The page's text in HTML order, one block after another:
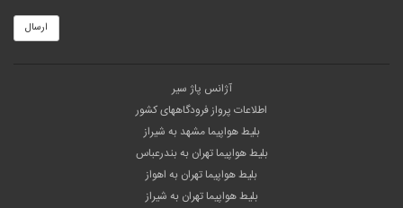
ارسال
آژانس پاژ سیر
اطلاعات پرواز فرودگاههای کشور
بلیط هواپیما مشهد به شیراز
بلیط هواپیما تهران به بندرعباس
بلیط هواپیما تهران به اهواز
بلیط هواپیما تهران به شیراز